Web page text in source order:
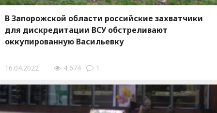
В Запорожской области российские захватчики
для дискредитации ВСУ обстреливают
оккупированную Васильевку
16.04.2022 4 674 1